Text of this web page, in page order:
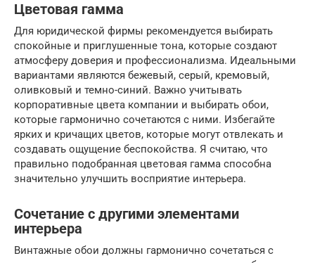
Цветовая гамма
Для юридической фирмы рекомендуется выбирать
спокойные и приглушенные тона, которые создают
атмосферу доверия и профессионализма. Идеальными
вариантами являются бежевый, серый, кремовый,
оливковый и темно-синий. Важно учитывать
корпоративные цвета компании и выбирать обои,
которые гармонично сочетаются с ними. Избегайте
ярких и кричащих цветов, которые могут отвлекать и
создавать ощущение беспокойства. Я считаю, что
правильно подобранная цветовая гамма способна
значительно улучшить восприятие интерьера.
Сочетание с другими элементами
интерьера
Винтажные обои должны гармонично сочетаться с